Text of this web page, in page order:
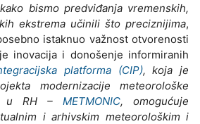
bismo predviđanja vremenskih,
ekstrema učinili što preciznijima,
istaknuo važnost otvorenosti
inovacija i donošenje informiranih
platforma (CIP), koja je
modernizacije meteorološke
u RH – METMONIC, omogućuje
i arhivskim meteorološkim i